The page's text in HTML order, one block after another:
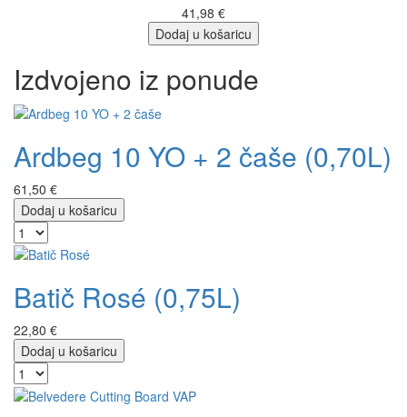
41,98 €
Dodaj u košaricu
Izdvojeno iz ponude
Ardbeg 10 YO + 2 čaše (0,70L)
61,50 €
Dodaj u košaricu
Batič Rosé (0,75L)
22,80 €
Dodaj u košaricu